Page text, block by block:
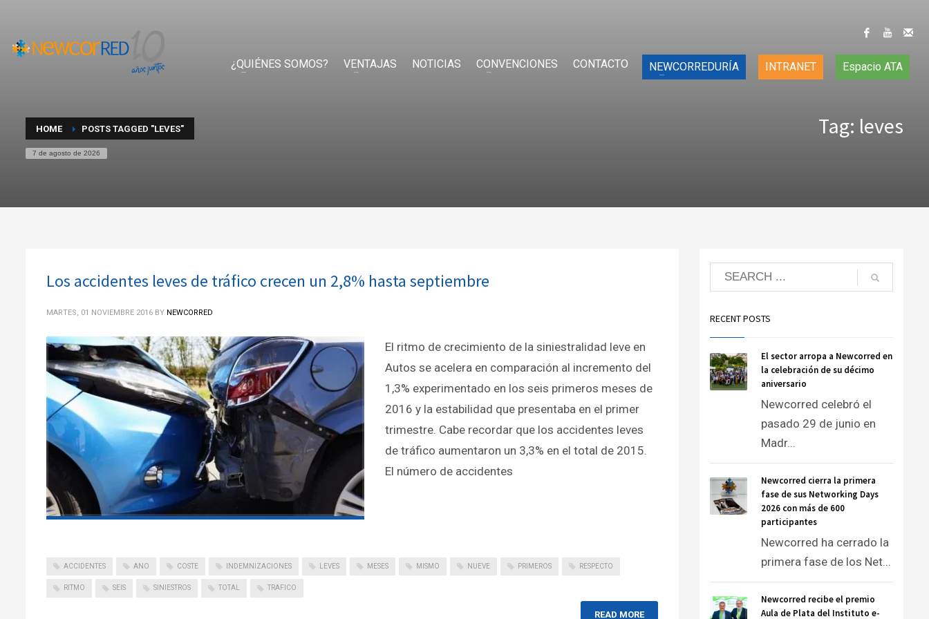
¿QUIÉNES SOMOS? VENTAJAS NOTICIAS CONVENCIONES CONTACTO NEWCORREDURÍA INTRANET Espacio ATA
HOME POSTS TAGGED "LEVES"
7 de agosto de 2026
Tag: leves
Los accidentes leves de tráfico crecen un 2,8% hasta septiembre
MARTES, 01 NOVIEMBRE 2016 BY NEWCORRED
El ritmo de crecimiento de la siniestralidad leve en
Autos se acelera en comparación al incremento del
1,3% experimentado en los seis primeros meses de
2016 y la estabilidad que presentaba en el primer
trimestre. Cabe recordar que los accidentes leves
de tráfico aumentaron un 3,3% en el total de 2015.
El número de accidentes
ACCIDENTES ANO COSTE INDEMNIZACIONES LEVES MESES MISMO NUEVE PRIMEROS RESPECTO
RITMO SEIS SINIESTROS TOTAL TRAFICO
READ MORE
RECENT POSTS
El sector arropa a Newcorred en
la celebración de su décimo
aniversario
Newcorred celebró el
pasado 29 de junio en
Madr...
Newcorred cierra la primera
fase de sus Networking Days
2026 con más de 600
participantes
Newcorred ha cerrado la
primera fase de los Net...
Newcorred recibe el premio
Aula de Plata del Instituto e-